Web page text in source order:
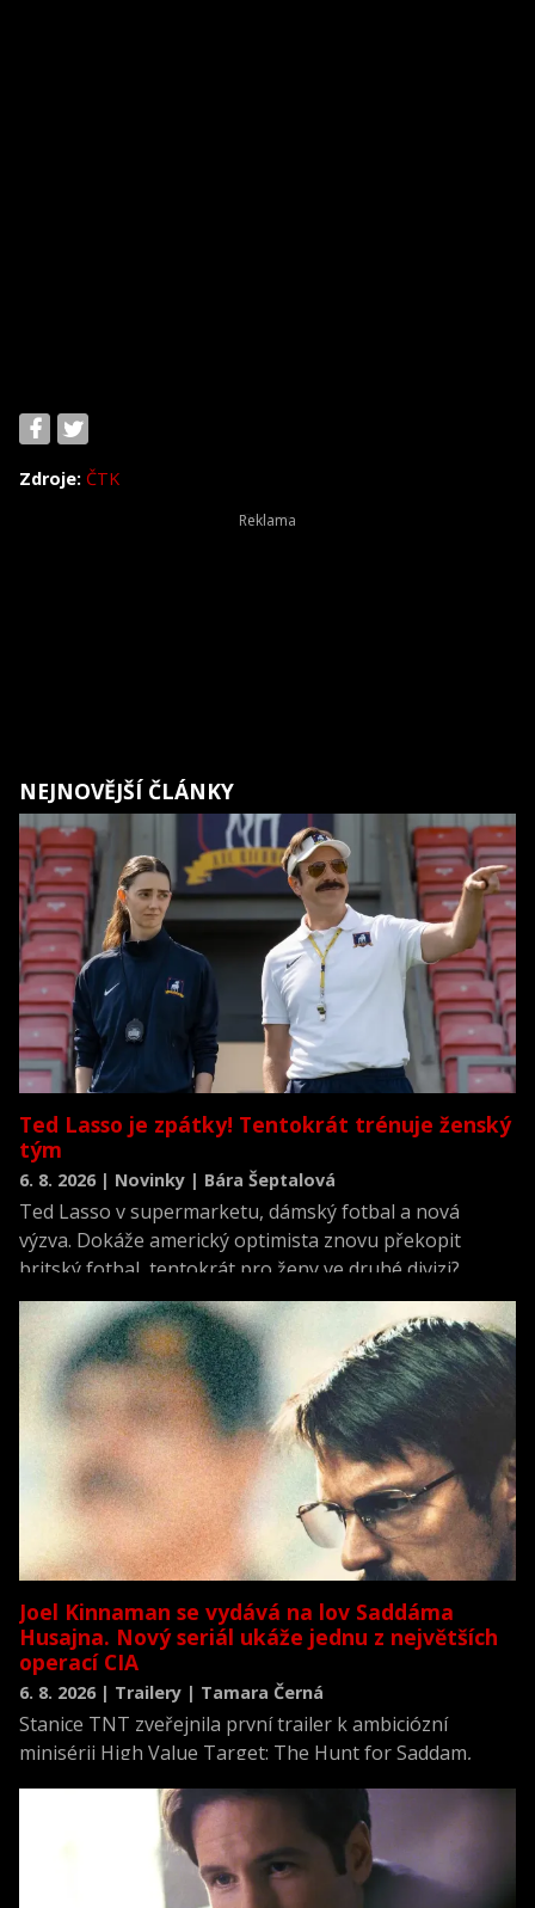
Zdroje: ČTK
NEJNOVĚJŠÍ ČLÁNKY
Ted Lasso je zpátky! Tentokrát trénuje ženský
tým
6. 8. 2026 | Novinky | Bára Šeptalová
Ted Lasso v supermarketu, dámský fotbal a nová
výzva. Dokáže americký optimista znovu překopit
britský fotbal, tentokrát pro ženy ve druhé divizi?
Joel Kinnaman se vydává na lov Saddáma
Husajna. Nový seriál ukáže jednu z největších
operací CIA
6. 8. 2026 | Trailery | Tamara Černá
Stanice TNT zveřejnila první trailer k ambiciózní
minisérii High Value Target: The Hunt for Saddam,
novodobých dějin.